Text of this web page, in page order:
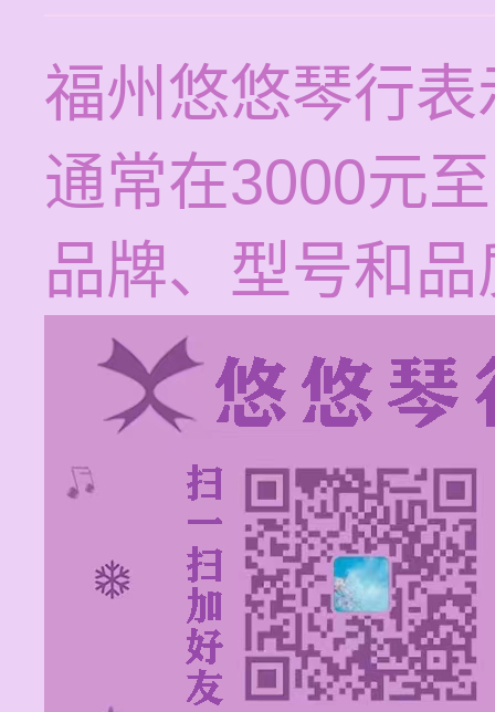
福州悠悠琴行
通常在3000元
品牌、型号和